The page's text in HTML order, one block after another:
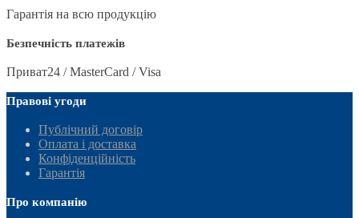
Гарантія на всю продукцію
Безпечність платежів
Приват24 / MasterCard / Visa
Правові угоди
Публічний договір
Оплата і доставка
Конфіденційність
Гарантія
Про компанію